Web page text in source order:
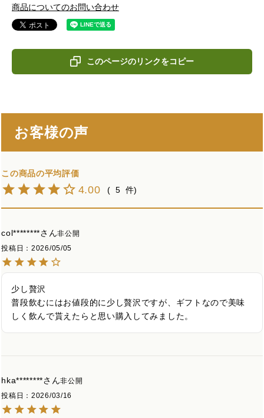
商品についてのお問い合わせ
このページのリンクをコピー
お客様の声
4.00 5
col********
非公開
投稿日
2026/05/05
少し贅沢
普段飲むにはお値段的に少し贅沢ですが、ギフトなので美味
しく飲んで貰えたらと思い購入してみました。
hka********
非公開
投稿日
2026/03/16